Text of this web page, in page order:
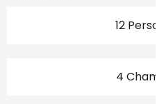
12
4